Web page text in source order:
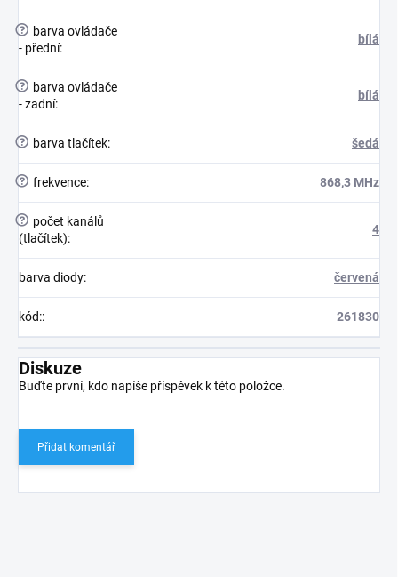
?
barva ovládače
- přední:
bílá
?
barva ovládače
- zadní:
bílá
? barva tlačítek: šedá
? frekvence: 868,3 MHz
?
počet kanálů
(tlačítek):
4
barva diody: červená
kód:: 261830
Diskuze
Buďte první, kdo napíše příspěvek k této položce.
Přidat komentář